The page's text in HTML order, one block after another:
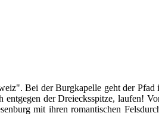
Bei der Burgkapelle geht der
der Dreiecksspitze, laufen!
mit ihren romantischen